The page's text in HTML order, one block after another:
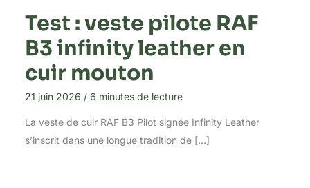
Test : veste pilote RAF
B3 infinity leather en
cuir mouton
21 juin 2026 / 6 minutes de lecture
La veste de cuir RAF B3 Pilot signée Infinity Leather
s’inscrit dans une longue tradition de […]